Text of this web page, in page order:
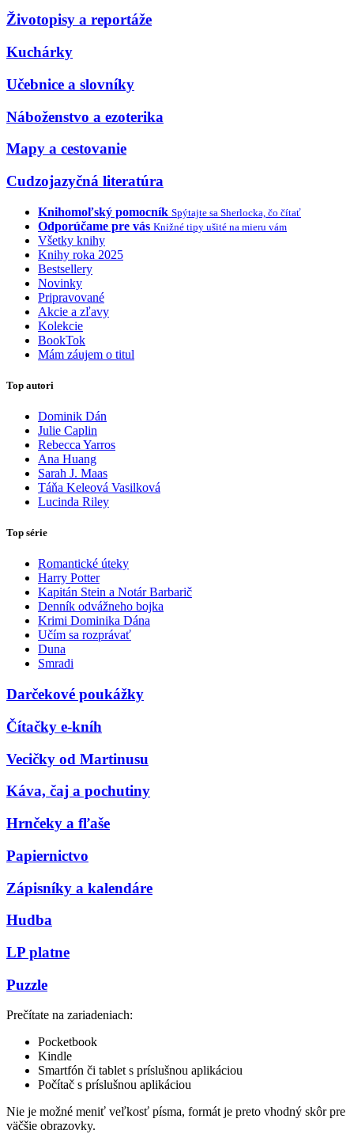
Životopisy a reportáže
Kuchárky
Učebnice a slovníky
Náboženstvo a ezoterika
Mapy a cestovanie
Cudzojazyčná literatúra
Knihomoľský pomocník Spýtajte sa Sherlocka, čo čítať
Odporúčame pre vás Knižné tipy ušité na mieru vám
Všetky knihy
Knihy roka 2025
Bestsellery
Novinky
Pripravované
Akcie a zľavy
Kolekcie
BookTok
Mám záujem o titul
Top autori
Dominik Dán
Julie Caplin
Rebecca Yarros
Ana Huang
Sarah J. Maas
Táňa Keleová Vasilková
Lucinda Riley
Top série
Romantické úteky
Harry Potter
Kapitán Stein a Notár Barbarič
Denník odvážneho bojka
Krimi Dominika Dána
Učím sa rozprávať
Duna
Smradi
Darčekové poukážky
Čítačky e-kníh
Vecičky od Martinusu
Káva, čaj a pochutiny
Hrnčeky a fľaše
Papiernictvo
Zápisníky a kalendáre
Hudba
LP platne
Puzzle
Prečítate na zariadeniach:
Pocketbook
Kindle
Smartfón či tablet s príslušnou aplikáciou
Počítač s príslušnou aplikáciou
Nie je možné meniť veľkosť písma, formát je preto vhodný skôr pre
väčšie obrazovky.